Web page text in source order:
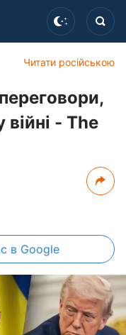
Читати російською
- The
в Google